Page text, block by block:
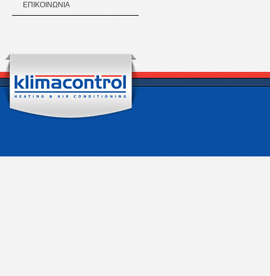
ΕΠΙΚΟΙΝΩΝΙΑ